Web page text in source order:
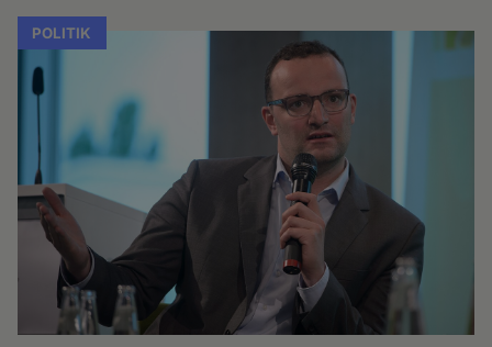
POLITIK